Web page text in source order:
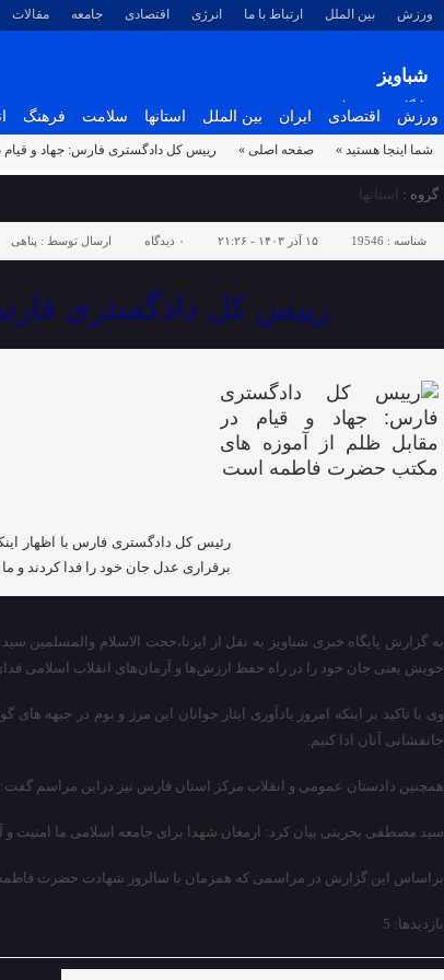
ورزش بین الملل ارتباط با ما انرژی اقتصادی جامعه مقالات
شباویز
پایگاه خبری شباویز
ورزش اقتصادی ایران بین الملل استانها سلامت فرهنگ
شما اینجا هستید » صفحه اصلی » رییس کل دادگستری فارس: جهاد و
گروه : استانها
شناسه : 19546 ۱۵ آذر ۱۴۰۳ - ۲۱:۲۶ ۰ دیدگاه ارسال توسط : پناهی
رییس کل دادگستری
رئیس کل دادگستری فارس با اظهار
برقراری عدل جان خود را فدا کردند و
خویش یعنی جان خود را در راه حفظ ارزش‌ها و آرمان‌های انقلاب اسلامی
وی با تاکید بر اینکه امروز یادآوری ایثار جوانان این مرز و بوم در جبهه
جانفشانی آنان ادا کنیم.
همچنین دادستان عمومی و انقلاب مرکز استان فارس نیز دراین مراسم
سید مصطفی بحرینی بیان کرد: ارمغان شهدا برای جامعه اسلامی ما امنیت
براساس این گزارش در مراسمی که همزمان با سالروز شهادت حضرت فاطمه زهرا( س ) در میدان شهد شیراز برگز
بازدیدها: 5